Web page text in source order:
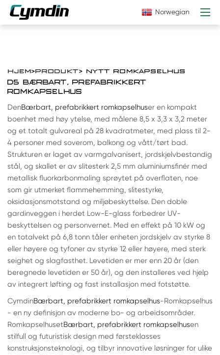
Norwegian
HJEM>PRODUKT> NYTT ROMKAPSELHUS
D5 BÆRBART, PREFABRIKKERT
ROMKAPSELHUS
DenBærbart, prefabrikkert romkapselhuser en kompakt
boenhet med høy ytelse, med målene 8,5 x 3,3 x 3,2 meter
og et totalt gulvareal på 28 kvadratmeter, med plass til 2-
4 personer med soverom, balkong og vått/tørt bad.
Strukturen er laget av varmgalvanisert, jordskjelvbestandig
stål, og skallet er av slitesterk 2,5 mm aluminiumsfinér med
metallisk fluorkarbonmaling sprøytet på overflaten, noe
som gir utmerket flammehemming, slitestyrke,
oksidasjonsmotstand og miljøbeskyttelse. Den doble
gardinveggen i herdet Low-E-glass forbedrer UV-
beskyttelsen og personvernet. Med en effekt på 10 kW og
en totalvekt på 6,8 tonn tåler enheten jordskjelv av styrke 8
eller høyere og tyfoner av styrke 12 eller høyere, med sterk
seighet og slagfasthet. Levetiden er mer enn 20 år (den
beregnede levetiden er 50 år), og den installeres ved hjelp
av integrert løfting og fast installasjon med fotstøtte.
CymdinBærbart, prefabrikkert romkapselhus-Romkapselhus
- en ny definisjon av moderne bo- og arbeidsområder.
RomkapselhusetBærbart, prefabrikkert romkapselhusen
stilfull og futuristisk design med førsteklasses
konstruksjonsteknologi, og tilbyr innovative løsninger for ulike